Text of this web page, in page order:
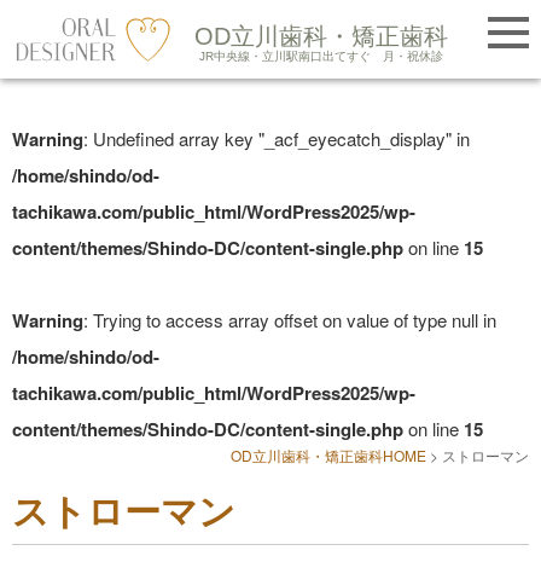
to
content
OD立川歯科・矯正歯科
JR中央線・立川駅南口出てすぐ 月・祝休診
LINE友だち追加
Warning: Undefined array key "_acf_eyecatch_display" in
/home/shindo/od-
tachikawa.com/public_html/WordPress2025/wp-
content/themes/Shindo-DC/content-single.phpon line 15
Warning: Trying to access array offset on value of type null in
/home/shindo/od-
tachikawa.com/public_html/WordPress2025/wp-
content/themes/Shindo-DC/content-single.phpon line 15
OD立川歯科・矯正歯科HOME > ストローマン
ストローマン